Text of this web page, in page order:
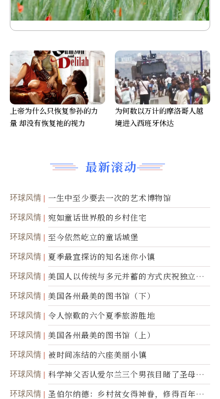
最新滚动
环球风情 一生中至少要去一次的艺术博物馆
环球风情 宛如童话世界般的乡村住宅
环球风情 至今依然屹立的童话城堡
环球风情 夏季最宜探访的知名迷你小镇
环球风情
美国人以传统与多元并蓄的方式庆祝独立日2
50周年
环球风情 美国各州最美的图书馆（下）
环球风情 令人惊歎的六个夏季旅游胜地
环球风情 美国各州最美的图书馆（上）
环球风情 被时间冻结的六座美丽小镇
环球风情
科学神父否认爱尔兰三个男孩目睹了圣母显
灵
环球风情
圣伯尔纳德：乡村贫女得神眷，修得百年不
上帝为什么只恢复参孙的力
量 却没有恢复祂的视力
为何数以万计的摩洛哥人越
境进入西班牙休达